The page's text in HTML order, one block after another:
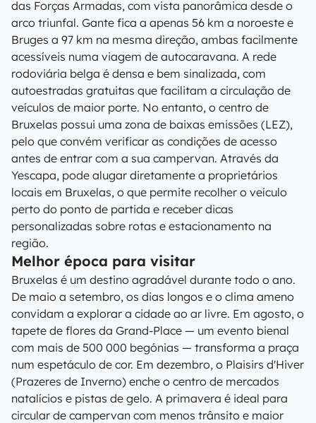
das Forças Armadas, com vista panorâmica desde o
arco triunfal. Gante fica a apenas 56 km a noroeste e
Bruges a 97 km na mesma direção, ambas facilmente
acessíveis numa viagem de autocaravana. A rede
rodoviária belga é densa e bem sinalizada, com
autoestradas gratuitas que facilitam a circulação de
veículos de maior porte. No entanto, o centro de
Bruxelas possui uma zona de baixas emissões (LEZ),
pelo que convém verificar as condições de acesso
antes de entrar com a sua campervan. Através da
Yescapa, pode alugar diretamente a proprietários
locais em Bruxelas, o que permite recolher o veículo
perto do ponto de partida e receber dicas
personalizadas sobre rotas e estacionamento na
região.
Melhor época para visitar
Bruxelas é um destino agradável durante todo o ano.
De maio a setembro, os dias longos e o clima ameno
convidam a explorar a cidade ao ar livre. Em agosto, o
tapete de flores da Grand-Place — um evento bienal
com mais de 500 000 begónias — transforma a praça
num espetáculo de cor. Em dezembro, o Plaisirs d'Hiver
(Prazeres de Inverno) enche o centro de mercados
natalícios e pistas de gelo. A primavera é ideal para
circular de campervan com menos trânsito e maior